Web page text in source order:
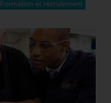
Formation et recrutement